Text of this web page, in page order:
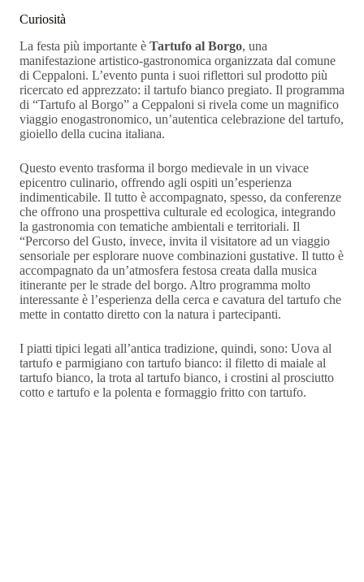
Curiosità
La festa più importante è Tartufo al Borgo, una
manifestazione artistico-gastronomica organizzata dal comune
di Ceppaloni. L’evento punta i suoi riflettori sul prodotto più
ricercato ed apprezzato: il tartufo bianco pregiato. Il programma
di “Tartufo al Borgo” a Ceppaloni si rivela come un magnifico
viaggio enogastronomico, un’autentica celebrazione del tartufo,
gioiello della cucina italiana.
Questo evento trasforma il borgo medievale in un vivace
epicentro culinario, offrendo agli ospiti un’esperienza
indimenticabile. Il tutto è accompagnato, spesso, da conferenze
che offrono una prospettiva culturale ed ecologica, integrando
la gastronomia con tematiche ambientali e territoriali. Il
“Percorso del Gusto, invece, invita il visitatore ad un viaggio
sensoriale per esplorare nuove combinazioni gustative. Il tutto è
accompagnato da un’atmosfera festosa creata dalla musica
itinerante per le strade del borgo. Altro programma molto
interessante è l’esperienza della cerca e cavatura del tartufo che
mette in contatto diretto con la natura i partecipanti.
I piatti tipici legati all’antica tradizione, quindi, sono: Uova al
tartufo e parmigiano con tartufo bianco: il filetto di maiale al
tartufo bianco, la trota al tartufo bianco, i crostini al prosciutto
cotto e tartufo e la polenta e formaggio fritto con tartufo.